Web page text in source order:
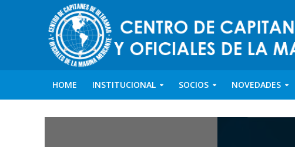
HOME INSTITUCIONAL SOCIOS NOVEDADES